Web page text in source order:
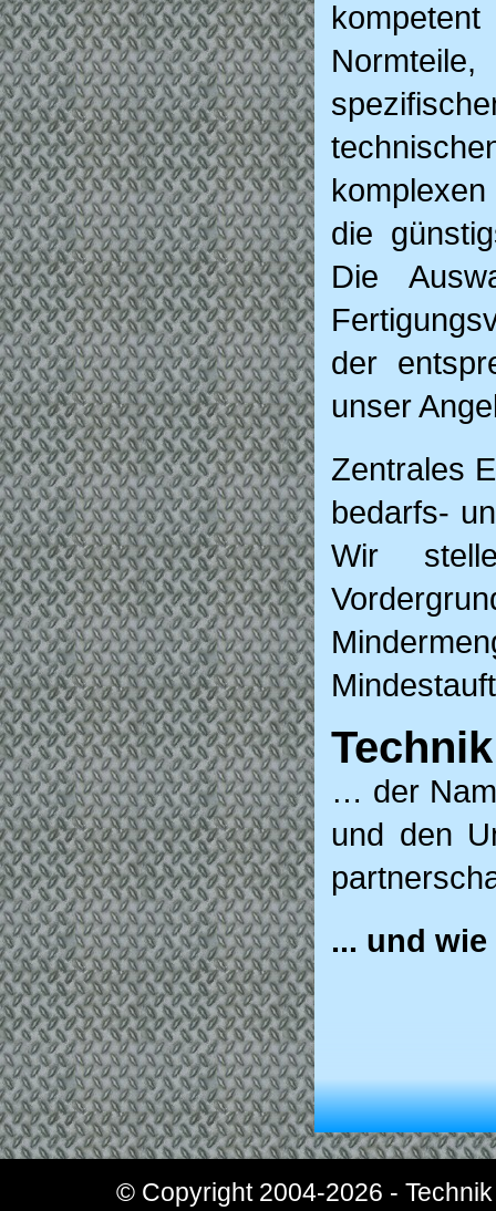
die
Die
der
unser
Zentrales
bedarfs-
Wir
… der
und den
... und
© Copyright 2004-2026 -